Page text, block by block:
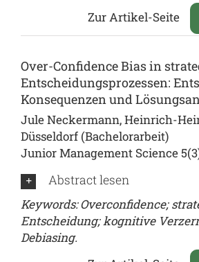
Zur Artikel-Seite
Over-Confidence Bias in
Entscheidungsprozessen:
Konsequenzen und
Jule Neckermann, Heinrich-
Düsseldorf (Bachelorarbeit)
Junior Management Science
Abstract lesen
Keywords: Overconfidence;
Entscheidung; kognitive
Debiasing.